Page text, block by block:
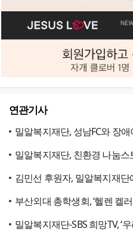
연관기사
밀알복지재단, 성남FC와 장애
밀알복지재단, 친환경 나눔스
김민선 후원자, 밀알복지재단
부산외대 총학생회, ‘헬렌 켈
밀알복지재단-SBS 희망TV, ‘